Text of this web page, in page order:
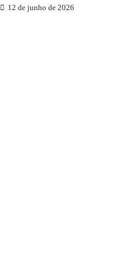
12 de junho de 2026